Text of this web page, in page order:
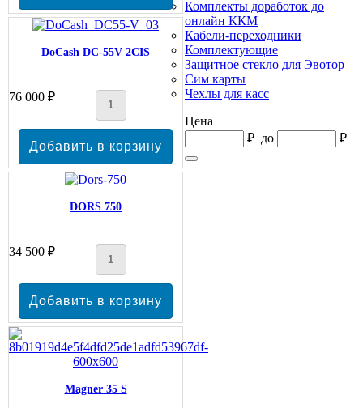
DoCash DC-55V 2CIS
76 000 ₽
DORS 750
34 500 ₽
Magner 35 S
Комплекты доработок до
онлайн ККМ
Кабели-переходники
Комплектующие
Защитное стекло для Эвотор
Сим карты
Чехлы для касс
Цена
₽ до ₽